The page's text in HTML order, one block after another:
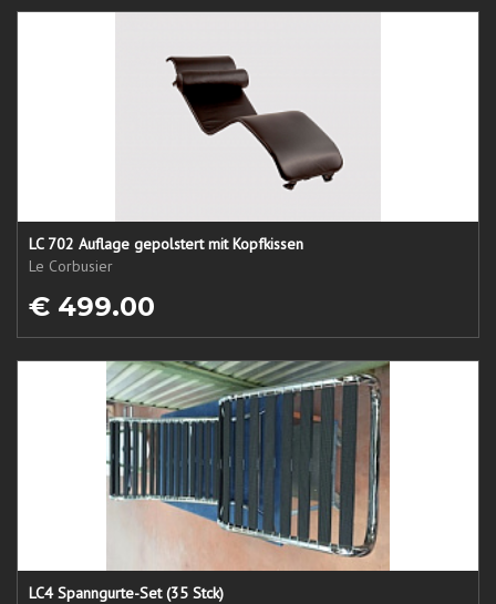
LC 702 Auflage gepolstert mit Kopfkissen
Le Corbusier
€ 499.00
LC4 Spanngurte-Set (35 Stck)